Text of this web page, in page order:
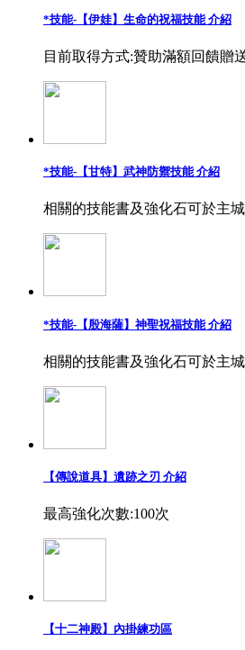
*技能-【伊娃】生命的祝福技能 介紹
目前取得方式:贊助滿額回饋贈
*技能-【甘特】武神防禦技能 介紹
相關的技能書及強化石可於主
*技能-【殷海薩】神聖祝福技能 介紹
相關的技能書及強化石可於主
【傳說道具】遺跡之刃 介紹
最高強化次數:100次
【十二神殿】內掛練功區